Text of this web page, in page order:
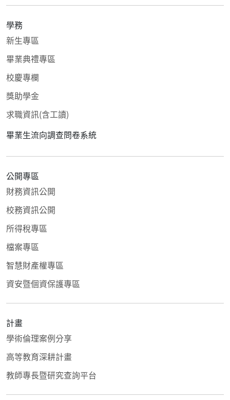
學務
新生專區
畢業典禮專區
校慶專欄
獎助學金
求職資訊(含工讀)
畢業生流向調查問卷系統
公開專區
財務資訊公開
校務資訊公開
所得稅專區
檔案專區
智慧財產權專區
資安暨個資保護專區
計畫
學術倫理案例分享
高等教育深耕計畫
教師專長暨研究查詢平台